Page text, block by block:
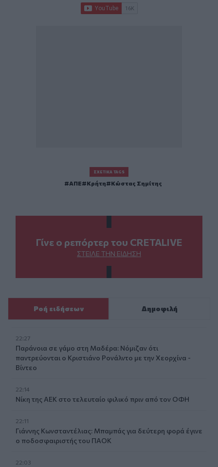
ΣΧΕΤΙΚΆ TAGS
ΑΠΕ Κρήτη Κώστας Σημίτης
Γίνε ο ρεπόρτερ του CRETALIVE
ΣΤΕΊΛΕ ΤΗΝ ΕΊΔΗΣΗ
Ροή ειδήσεων Δημοφιλή
22:27
Παράνοια σε γάμο στη Μαδέρα: Νόμιζαν ότι
παντρεύονται ο Κριστιάνο Ρονάλντο με την Χεορχίνα -
Βίντεο
22:14
Nίκη της ΑΕΚ στο τελευταίο φιλικό πριν από τον ΟΦΗ
22:11
Γιάννης Κωνσταντέλιας: Μπαμπάς για δεύτερη φορά έγινε
ο ποδοσφαιριστής του ΠΑΟΚ
22:03